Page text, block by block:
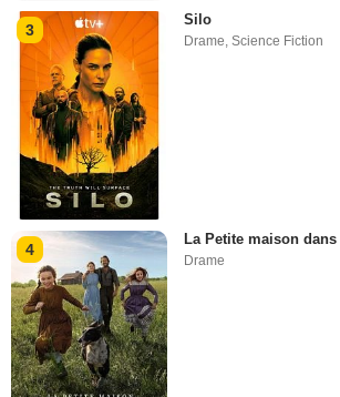
3
Silo
Drame,Science Fiction
4
La Petite maison
Drame